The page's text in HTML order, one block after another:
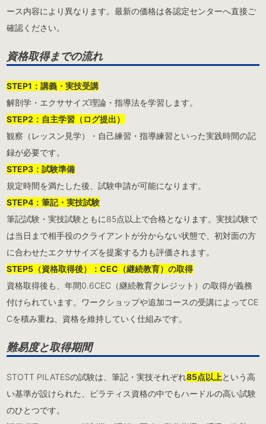
ース内容により異なります。最新の価格は各認定センターへ直接ご
確認ください。
資格取得までの流れ
STEP1：講義・実技受講
解剖学・エクササイズ理論・指導法を学習します。
STEP2：自主学習（ログ提出）
観察（レッスン見学）・自己練習・指導練習といった実践時間の記
録が必要です。
STEP3：試験準備
規定時間を満たした後、試験申請が可能になります。
STEP4：筆記・実技試験
筆記試験・実技試験ともに85点以上で合格となります。実技試験で
は当日まで相手役のクライアントが分からない状態で、初対面の方
に合わせたエクササイズを提案する力も評価されます。
STEP5（資格取得後）：CEC（継続教育）の取得
資格取得後も、年間0.6CEC（継続教育クレジット）の取得が義務
付けられています。ワークショップや追加コースの受講によってCE
Cを積み重ね、資格を維持していく仕組みです。
難易度と取得期間
STOTT PILATESの試験は、筆記・実技それぞれ85点以上という高
い基準が設けられた、ピラティス資格の中でもハードルの高い試験
のひとつです。